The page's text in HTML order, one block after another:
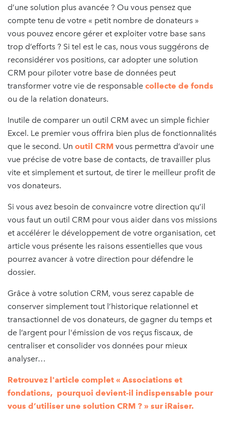
d’une solution plus avancée ? Ou vous pensez que
compte tenu de votre « petit nombre de donateurs »
vous pouvez encore gérer et exploiter votre base sans
trop d’efforts ? Si tel est le cas, nous vous suggérons de
reconsidérer vos positions, car adopter une solution
CRM pour piloter votre base de données peut
transformer votre vie de responsable collecte de fonds
ou de la relation donateurs.
Inutile de comparer un outil CRM avec un simple fichier
Excel. Le premier vous offrira bien plus de fonctionnalités
que le second. Un outil CRM vous permettra d’avoir une
vue précise de votre base de contacts, de travailler plus
vite et simplement et surtout, de tirer le meilleur profit de
vos donateurs.
Si vous avez besoin de convaincre votre direction qu’il
vous faut un outil CRM pour vous aider dans vos missions
et accélérer le développement de votre organisation, cet
article vous présente les raisons essentielles que vous
pourrez avancer à votre direction pour défendre le
dossier.
Grâce à votre solution CRM, vous serez capable de
conserver simplement tout l’historique relationnel et
transactionnel de vos donateurs, de gagner du temps et
de l’argent pour l'émission de vos reçus fiscaux, de
centraliser et consolider vos données pour mieux
analyser…
Retrouvez l'article complet « Associations et
fondations, pourquoi devient-il indispensable pour
vous d’utiliser une solution CRM ? » sur iRaiser.